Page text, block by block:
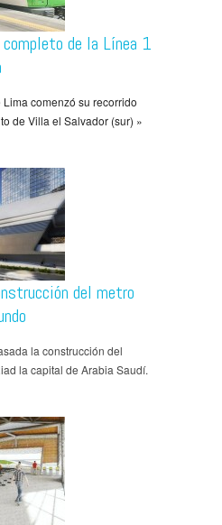
de la Línea 1
comenzó su recorrido
de Villa el Salvador (sur) »
del metro
la construcción del
la capital de Arabia Saudí.